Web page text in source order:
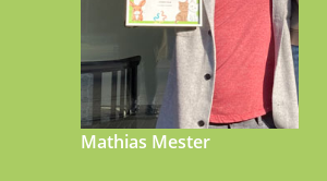
Mathias Mester